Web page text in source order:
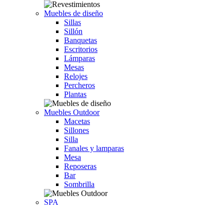
Muebles de diseño
Sillas
Sillón
Banquetas
Escritorios
Lámparas
Mesas
Relojes
Percheros
Plantas
Muebles Outdoor
Macetas
Sillones
Silla
Fanales y lamparas
Mesa
Reposeras
Bar
Sombrilla
SPA